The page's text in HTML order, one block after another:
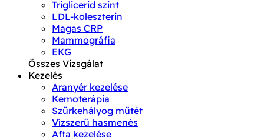
Triglicerid szint
LDL-koleszterin
Magas CRP
Mammográfia
EKG
Összes Vizsgálat
Kezelés
Aranyér kezelése
Kemoterápia
Szürkehályog műtét
Vízszerű hasmenés
Afta kezelése